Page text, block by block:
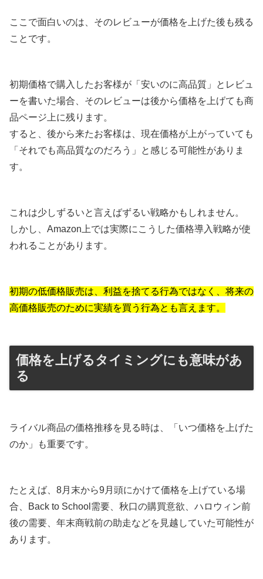
ここで面白いのは、そのレビューが価格を上げた後も残る
ことです。
初期価格で購入したお客様が「安いのに高品質」とレビュ
ーを書いた場合、そのレビューは後から価格を上げても商
品ページ上に残ります。
すると、後から来たお客様は、現在価格が上がっていても
「それでも高品質なのだろう」と感じる可能性がありま
す。
これは少しずるいと言えばずるい戦略かもしれません。
しかし、Amazon上では実際にこうした価格導入戦略が使
われることがあります。
初期の低価格販売は、利益を捨てる行為ではなく、将来の
高価格販売のために実績を買う行為とも言えます。
価格を上げるタイミングにも意味があ
る
ライバル商品の価格推移を見る時は、「いつ価格を上げた
のか」も重要です。
たとえば、8月末から9月頭にかけて価格を上げている場
合、Back to School需要、秋口の購買意欲、ハロウィン前
後の需要、年末商戦前の助走などを見越していた可能性が
あります。